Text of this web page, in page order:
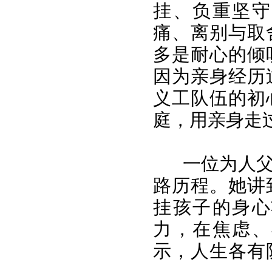
挂、负重坚
痛、离别与
多是耐心的
因为亲身经
义工队伍的
庭，用亲身走
一位为人
路历程。她
挂孩子的身
力，在焦虑
示，人生各